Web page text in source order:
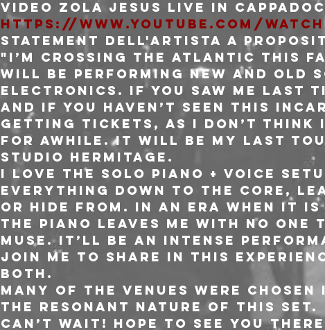
https://www.youtube.com/
Statement dell'artista a
"I’m crossing the atlantic this
will be performing new and old
electronics. If you saw me last
and if you haven’t seen this
getting tickets, as I don’t think
for awhile. It will be my last
studio hermitage.
I love the solo piano + voice
everything down to the core,
or hide from. In an era when it
the piano leaves me with no one
muse. It’ll be an intense
join me to share in this
both.
Many of the venues were
the resonant nature of this set.
Can’t wait! hope to see you